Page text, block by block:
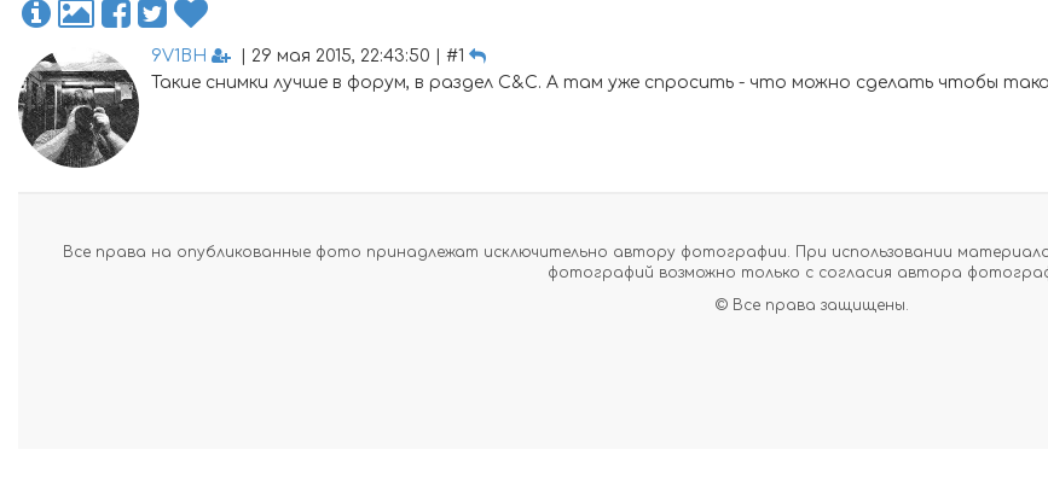
9V1BH
| 29 мая 2015, 22:43:50 | #1
Такие снимки лучше в форум, в раздел C&C. А там уже спросить - что можно сделать чтобы
Все права на опубликованные фото принадлежат исключительно автору фотографии. При использовании
фотографий возможно только с согласия автора
© Все права защищены.